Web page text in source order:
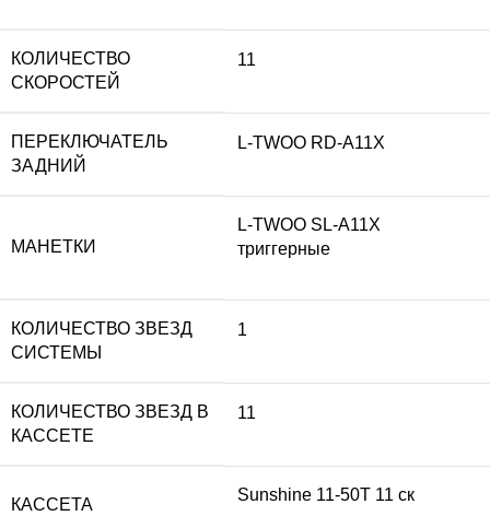
КОЛИЧЕСТВО
СКОРОСТЕЙ
11
ПЕРЕКЛЮЧАТЕЛЬ
ЗАДНИЙ
L-TWOO RD-A11X
МАНЕТКИ
L-TWOO SL-A11X
триггерные
КОЛИЧЕСТВО ЗВЕЗД
СИСТЕМЫ
1
КОЛИЧЕСТВО ЗВЕЗД В
КАССЕТЕ
11
КАССЕТА
Sunshine 11-50T 11 ск